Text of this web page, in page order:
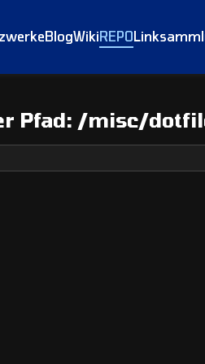
BlogWikiREPO
Pfad: /misc/